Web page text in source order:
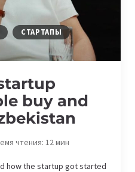
СТАРТАПЫ
buy and
чтения: 12мин
how the startup got started